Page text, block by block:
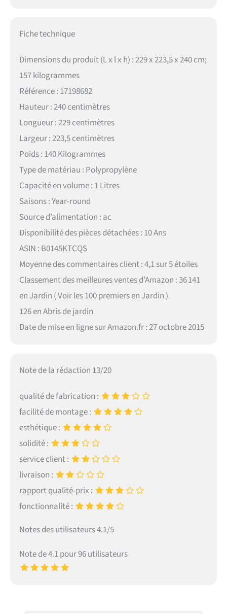
Fiche technique
Dimensions du produit (L x l x h) : 229 x 223,5 x 240 cm;
157 kilogrammes
Référence : 17198682
Hauteur : 240 centimètres
Longueur : 229 centimètres
Largeur : 223,5 centimètres
Poids : 140 Kilogrammes
Type de matériau : Polypropylène
Capacité en volume : 1 Litres
Saisons : Year-round
Source d’alimentation : ac
Disponibilité des pièces détachées : 10 Ans
ASIN : B0145KTCQS
Moyenne des commentaires client : 4,1 sur 5 étoiles
Classement des meilleures ventes d’Amazon : 36 141
en Jardin ( Voir les 100 premiers en Jardin )
126 en Abris de jardin
Date de mise en ligne sur Amazon.fr : 27 octobre 2015
Note de la rédaction 13/20
qualité de fabrication :
facilité de montage :
esthétique :
solidité :
service client :
livraison :
rapport qualité-prix :
fonctionnalité :
Notes des utilisateurs 4.1/5
Note de 4.1 pour 96 utilisateurs